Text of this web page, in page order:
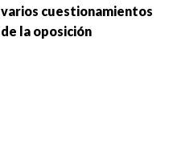
varios cuestionamientos
de la oposición